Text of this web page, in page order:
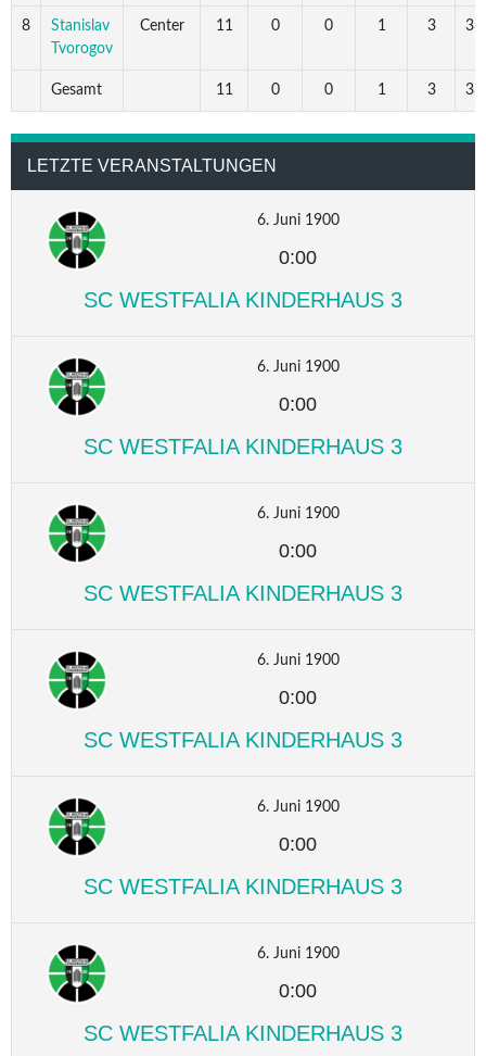
8
Stanislav
Tvorogov
Center 11 0 0 1 3
Gesamt 11 0 0 1 3
LETZTE VERANSTALTUNGEN
6. Juni 1900
0:00
SC WESTFALIA KINDERHAUS 3
6. Juni 1900
0:00
SC WESTFALIA KINDERHAUS 3
6. Juni 1900
0:00
SC WESTFALIA KINDERHAUS 3
6. Juni 1900
0:00
SC WESTFALIA KINDERHAUS 3
6. Juni 1900
0:00
SC WESTFALIA KINDERHAUS 3
6. Juni 1900
0:00
SC WESTFALIA KINDERHAUS 3